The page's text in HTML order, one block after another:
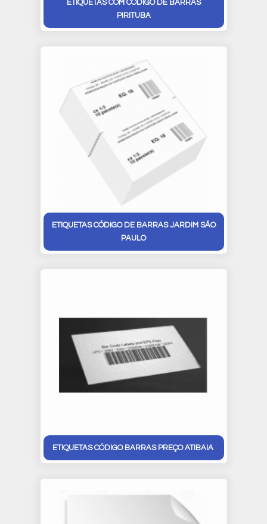
ETIQUETAS COM CÓDIGO DE BARRAS
PIRITUBA
ETIQUETAS CÓDIGO DE BARRAS JARDIM SÃO
PAULO
ETIQUETAS CÓDIGO BARRAS PREÇO ATIBAIA